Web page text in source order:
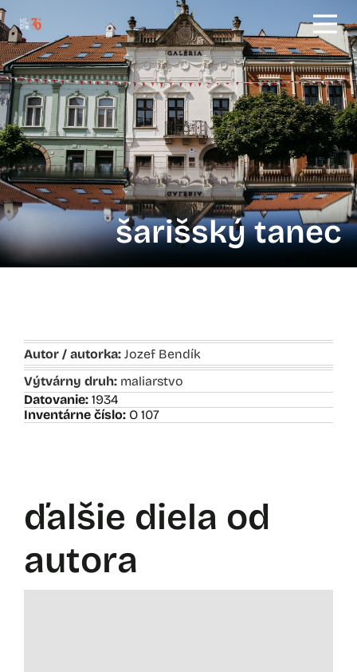
šarišský tanec
Autor / autorka: Jozef Bendík
Výtvárny druh: maliarstvo
Datovanie: 1934
Inventárne číslo: O 107
ďalšie diela od
autora